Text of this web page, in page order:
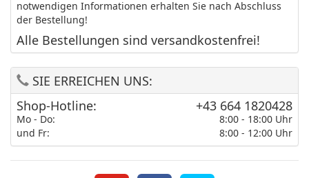
notwendigen Informationen erhalten Sie nach Abschluss
der Bestellung!
Alle Bestellungen sind versandkostenfrei!
SIE ERREICHEN UNS:
Shop-Hotline:
Mo - Do:
und Fr:
+43 664 1820428
8:00 - 18:00 Uhr
8:00 - 12:00 Uhr